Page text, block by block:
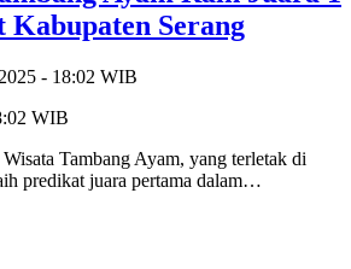
Serang
- 18:02 WIB
WIB
Tambang Ayam, yang terletak di
predikat juara pertama dalam…